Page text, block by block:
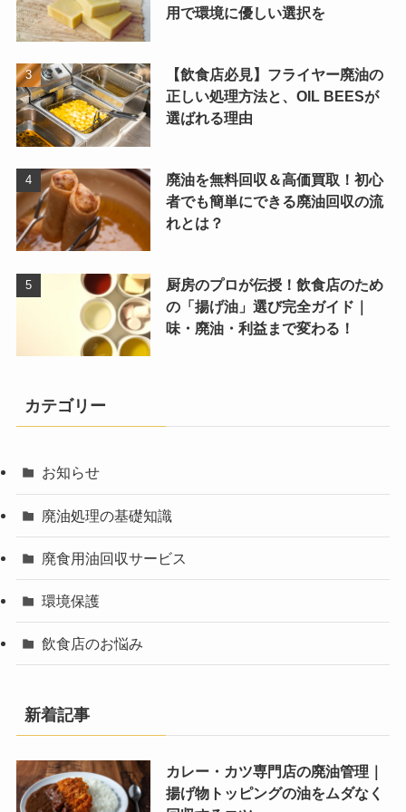
用で環境に優しい選択を
【飲食店必見】フライヤー廃油の
正しい処理方法と、OIL BEESが
選ばれる理由
廃油を無料回収＆高価買取！初心
者でも簡単にできる廃油回収の流
れとは？
厨房のプロが伝授！飲食店のため
の「揚げ油」選び完全ガイド｜
味・廃油・利益まで変わる！
カテゴリー
お知らせ
廃油処理の基礎知識
廃食用油回収サービス
環境保護
飲食店のお悩み
新着記事
カレー・カツ専門店の廃油管理｜
揚げ物トッピングの油をムダなく